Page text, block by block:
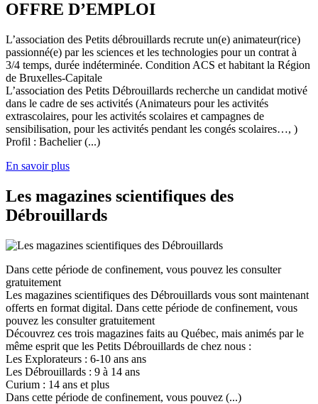
OFFRE D’EMPLOI
L’association des Petits débrouillards recrute un(e) animateur(rice)
passionné(e) par les sciences et les technologies pour un contrat à
3/4 temps, durée indéterminée. Condition ACS et habitant la Région
de Bruxelles-Capitale
L’association des Petits Débrouillards recherche un candidat motivé
dans le cadre de ses activités (Animateurs pour les activités
extrascolaires, pour les activités scolaires et campagnes de
sensibilisation, pour les activités pendant les congés scolaires…, )
Profil : Bachelier (...)
En savoir plus
Les magazines scientifiques des
Débrouillards
Dans cette période de confinement, vous pouvez les consulter
gratuitement
Les magazines scientifiques des Débrouillards vous sont maintenant
offerts en format digital. Dans cette période de confinement, vous
pouvez les consulter gratuitement
Découvrez ces trois magazines faits au Québec, mais animés par le
même esprit que les Petits Débrouillards de chez nous :
Les Explorateurs : 6-10 ans ans
Les Débrouillards : 9 à 14 ans
Curium : 14 ans et plus
Dans cette période de confinement, vous pouvez (...)